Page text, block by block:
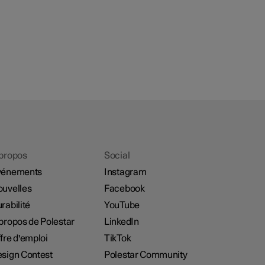
de Polestar
d'emploi
Contest
Social
Instagram
Facebook
YouTube
LinkedIn
TikTok
Polestar Community